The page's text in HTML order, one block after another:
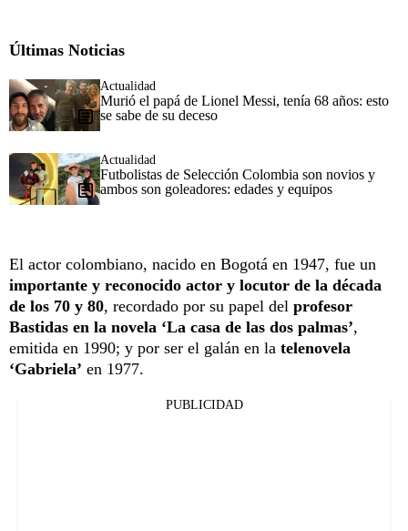
Últimas Noticias
Actualidad
Murió el papá de Lionel Messi, tenía 68 años: esto
se sabe de su deceso
Actualidad
Futbolistas de Selección Colombia son novios y
ambos son goleadores: edades y equipos
El actor colombiano, nacido en Bogotá en 1947, fue un
importante y reconocido actor y locutor de la década
de los 70 y 80, recordado por su papel del profesor
Bastidas en la novela ‘La casa de las dos palmas’,
emitida en 1990; y por ser el galán en la telenovela
‘Gabriela’ en 1977.
PUBLICIDAD